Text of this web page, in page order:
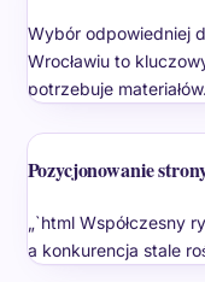
Wybór odpowiedniej
Wrocławiu to
potrzebuje
Pozycjonowanie
„`html Współczesny
a konkurencja stale